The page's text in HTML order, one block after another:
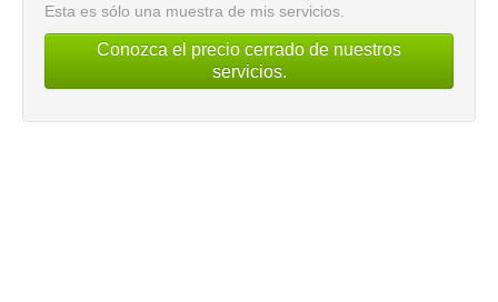
Esta es sólo una muestra de mis servicios.
Conozca el precio cerrado de nuestros
servicios.